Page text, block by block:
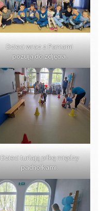
Dzieci wraz z Paniami
pozują do zdjęcia.
Dzieci turlają piłkę między
pachołkami.